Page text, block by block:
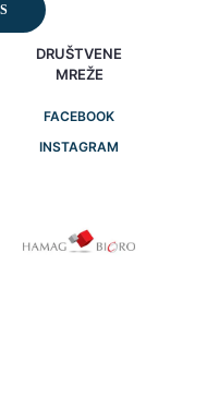
DRUŠTVENE
MREŽE
FACEBOOK
INSTAGRAM